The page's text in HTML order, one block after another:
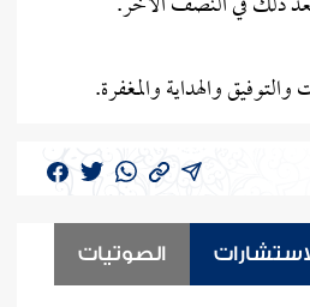
والهداية والمغفرة.
الصوتيات